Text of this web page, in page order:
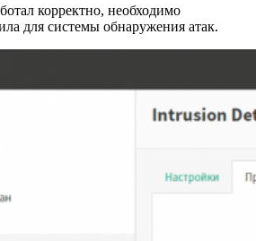
корректно, необходимо
для системы обнаружения атак.